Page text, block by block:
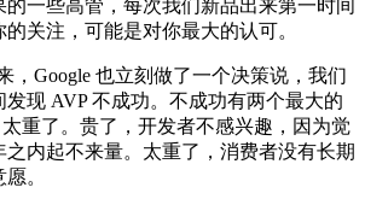
的一些高管，每次我们新品出来第一时间
关注，可能是对你最大的认可。
，Google 也立刻做了一个决策说，我们
现 AVP 不成功。不成功有两个最大的
太重了。贵了，开发者不感兴趣，因为觉
内起不来量。太重了，消费者没有长期
。